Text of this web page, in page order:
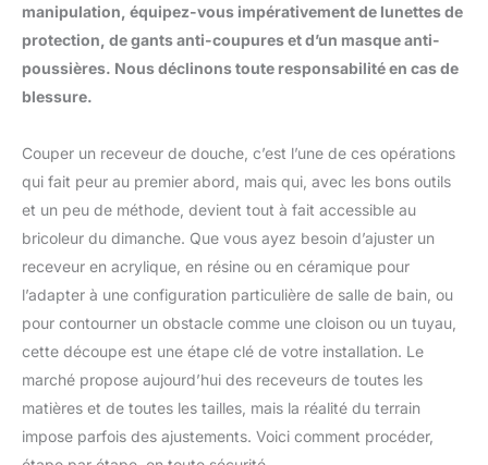
manipulation, équipez-vous impérativement de lunettes de
protection, de gants anti-coupures et d’un masque anti-
poussières. Nous déclinons toute responsabilité en cas de
blessure.
Couper un receveur de douche, c’est l’une de ces opérations
qui fait peur au premier abord, mais qui, avec les bons outils
et un peu de méthode, devient tout à fait accessible au
bricoleur du dimanche. Que vous ayez besoin d’ajuster un
receveur en acrylique, en résine ou en céramique pour
l’adapter à une configuration particulière de salle de bain, ou
pour contourner un obstacle comme une cloison ou un tuyau,
cette découpe est une étape clé de votre installation. Le
marché propose aujourd’hui des receveurs de toutes les
matières et de toutes les tailles, mais la réalité du terrain
impose parfois des ajustements. Voici comment procéder,